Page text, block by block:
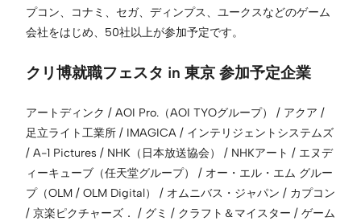
プコン、コナミ、セガ、ディンプス、ユークスなどのゲーム
会社をはじめ、50社以上が参加予定です。
クリ博就職フェスタ in 東京 参加予定企業
アートディンク / AOI Pro.（AOI TYOグループ） / アクア /
足立ライト工業所 / IMAGICA / インテリジェントシステムズ
/ A-1 Pictures / NHK（日本放送協会） / NHKアート / エヌデ
ィーキューブ（任天堂グループ） / オー・エル・エム グルー
プ（OLM / OLM Digital） / オムニバス・ジャパン / カプコン
/ 京楽ピクチャーズ． / グミ / クラフト＆マイスター / ゲーム